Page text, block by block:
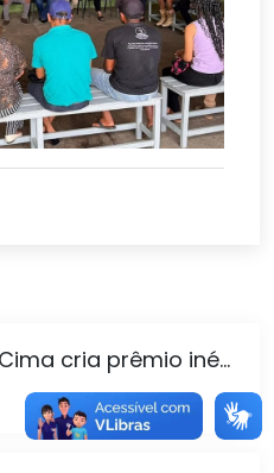
cria prêmio iné...